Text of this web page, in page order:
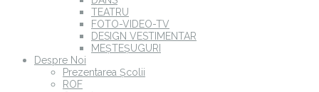
TEATRU
FOTO-VIDEO-TV
DESIGN VESTIMENTAR
MEȘTEȘUGURI
Despre Noi
Prezentarea Școlii
ROF